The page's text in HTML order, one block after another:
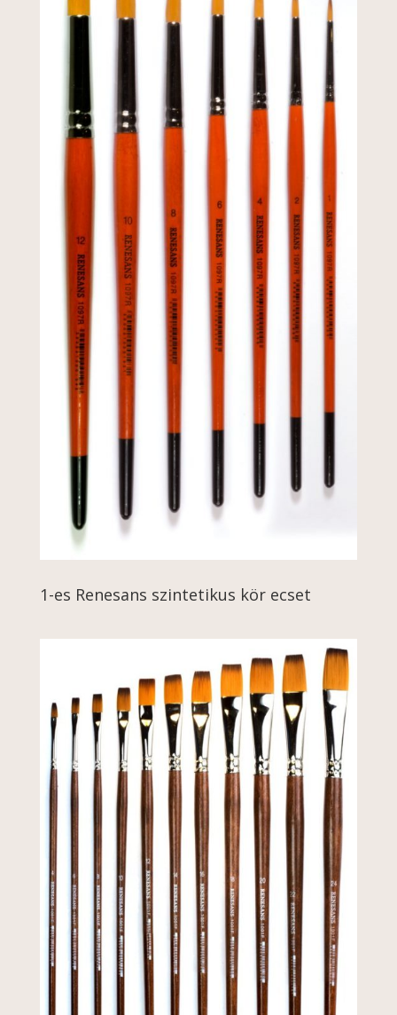
1-es Renesans szintetikus kör ecset